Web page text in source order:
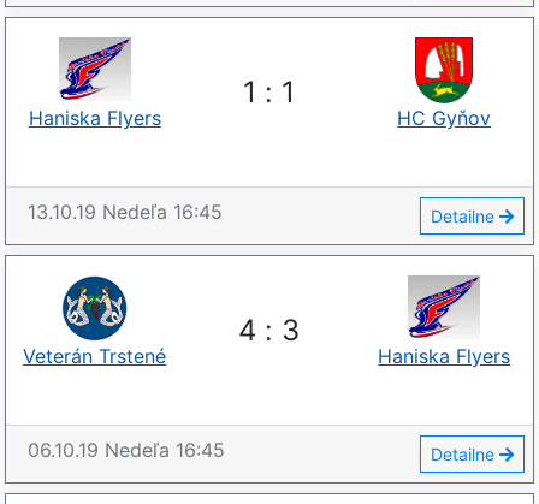
1 : 1
Haniska Flyers HC Gyňov
13.10.19 Nedeľa 16:45 Detailne
4 : 3
Veterán Trstené Haniska Flyers
06.10.19 Nedeľa 16:45 Detailne